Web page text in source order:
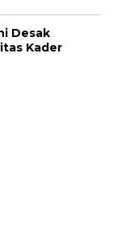
Desak
Kader